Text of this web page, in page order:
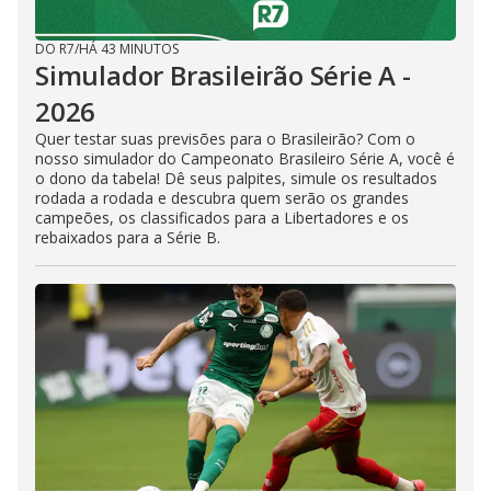
DO R7/HÁ 43 MINUTOS
Simulador Brasileirão Série A -
2026
Quer testar suas previsões para o Brasileirão? Com o
nosso simulador do Campeonato Brasileiro Série A, você é
o dono da tabela! Dê seus palpites, simule os resultados
rodada a rodada e descubra quem serão os grandes
campeões, os classificados para a Libertadores e os
rebaixados para a Série B.